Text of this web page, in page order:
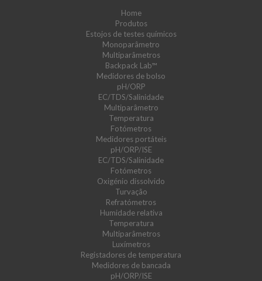
Home
Produtos
Estojos de testes químicos
Monoparâmetro
Multiparâmetros
Backpack Lab™
Medidores de bolso
pH/ORP
EC/TDS/Salinidade
Multiparâmetro
Temperatura
Fotómetros
Medidores portáteis
pH/ORP/ISE
EC/TDS/Salinidade
Fotómetros
Oxigénio dissolvido
Turvação
Refratómetros
Humidade relativa
Temperatura
Multiparâmetros
Luxímetros
Registadores de temperatura
Medidores de bancada
pH/ORP/ISE